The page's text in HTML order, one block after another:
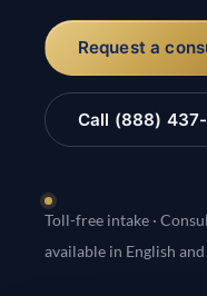
Request a
Call (888)
Toll-free intake ·
available in English and